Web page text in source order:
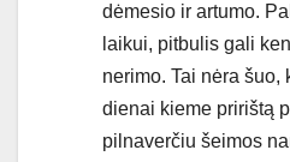
dėmesio ir artumo.
laikui, pitbulis gali
nerimo. Tai nėra
dienai kieme pririštą
pilnaverčiu šeimos